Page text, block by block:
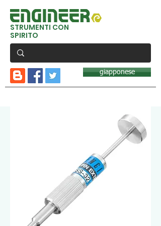
STRUMENTI CON
SPIRITO
giapponese